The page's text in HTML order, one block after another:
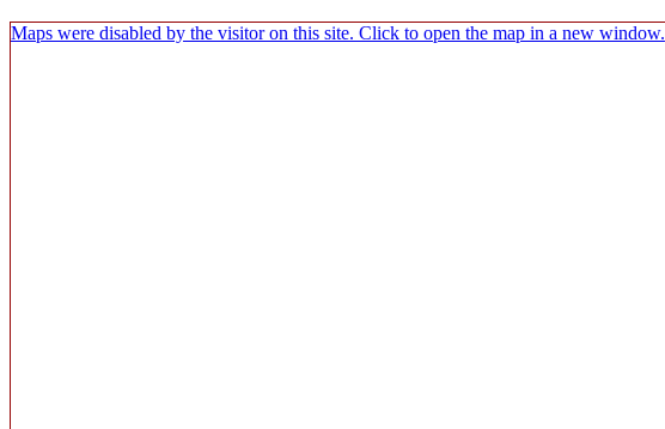
Maps were disabled by the visitor on this site. Click to open the map in a new window.